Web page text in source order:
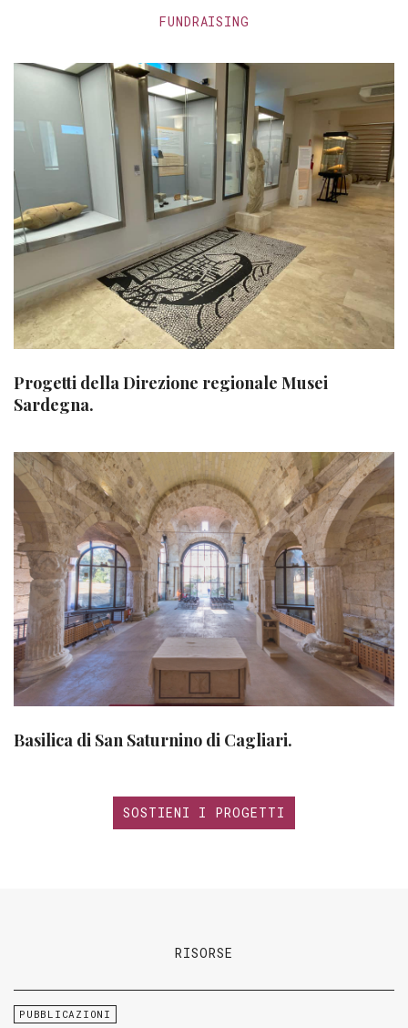
FUNDRAISING
Progetti della Direzione regionale Musei
Sardegna.
Basilica di San Saturnino di Cagliari.
SOSTIENI I PROGETTI
RISORSE
PUBBLICAZIONI